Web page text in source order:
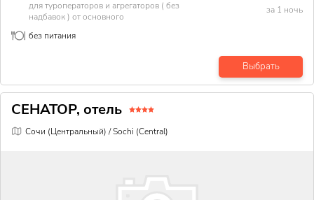
для туроператоров и агрегаторов ( без
надбавок ) от основного
без питания
за 1 ночь
Выбрать
СЕНАТОР, отель
Сочи (Центральный) / Sochi (Central)